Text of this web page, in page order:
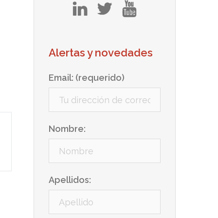
tw
Alertas y novedades
Email: (requerido)
Nombre:
Apellidos: